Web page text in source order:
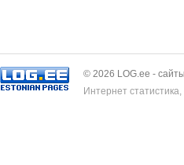
© 2026 LOG.ee -
Интернет